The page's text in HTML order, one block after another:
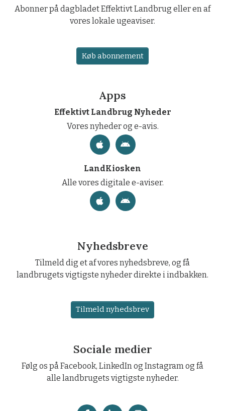
Abonner på dagbladet Effektivt Landbrug eller en af
vores lokale ugeaviser.
Køb abonnement
Apps
Effektivt Landbrug Nyheder
Vores nyheder og e-avis.
LandKiosken
Alle vores digitale e-aviser.
Nyhedsbreve
Tilmeld dig et af vores nyhedsbreve, og få
landbrugets vigtigste nyheder direkte i indbakken.
Tilmeld nyhedsbrev
Sociale medier
Følg os på Facebook, LinkedIn og Instagram og få
alle landbrugets vigtigste nyheder.